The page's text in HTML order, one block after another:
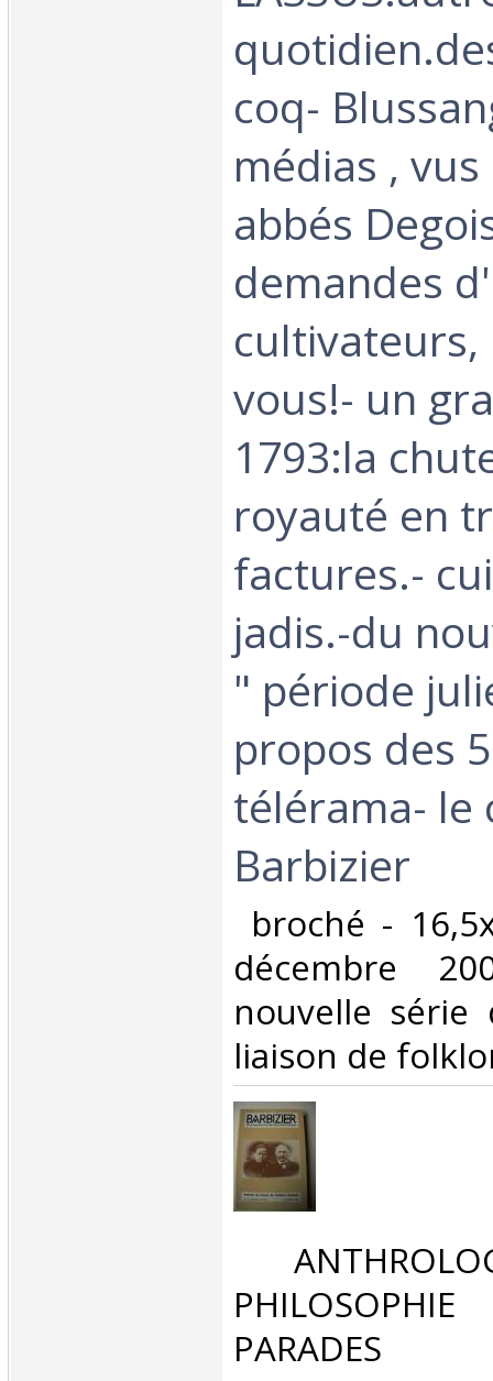
coq-
médias ,
abbés
demandes
cultivateurs,
vous!- un
1793:la
royauté en
factures.-
jadis.-du
" période
propos des
télérama- le
Barbizier‎
broché -
décembre
nouvelle
liaison de
PHILOSOPHIE
PARADES‎